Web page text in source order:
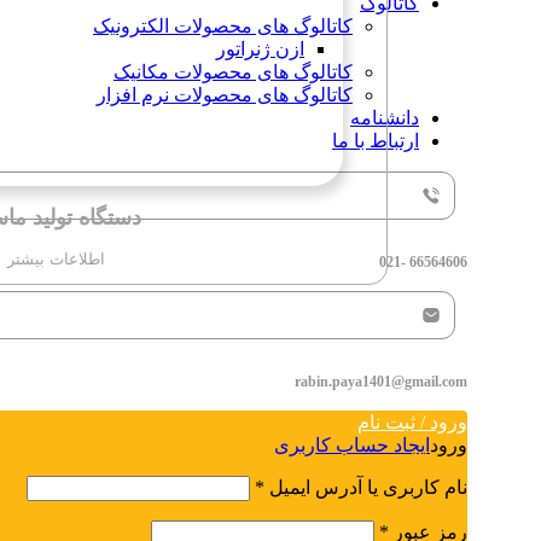
کاتالوگ های محصولات الکترونیک
ازن ژنراتور
کاتالوگ های محصولات مکانیک
کاتالوگ های محصولات نرم افزار
دانشنامه
ارتباط با ما
66564606 -021
rabin.paya1401@gmail.com
ورود / ثبت نام
ورود ایجاد حساب کاربری
نام کاربری یا آدرس ایمیل *
رمز عبور *
دستگاه تولید
اطلاعات بیشتر